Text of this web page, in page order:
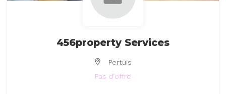
456property Services
Pertuis
Pas d'offre